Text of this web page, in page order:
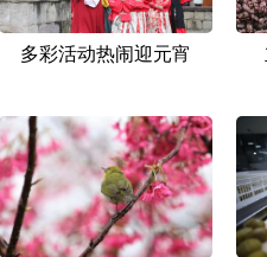
多彩活动热闹迎元宵